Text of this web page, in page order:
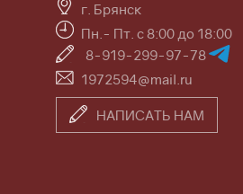
г. Брянск
Пн.- Пт. с 8:00 до 18:00
8-919-299-97-78
1972594@mail.ru
НАПИСАТЬ НАМ